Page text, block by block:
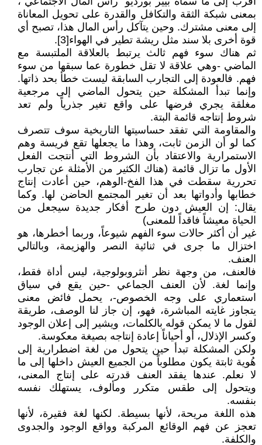
بمعنى شبكة الثقة والتكافل والقدرة على تحويل المعاناة
إلى معنى مشترك. وحين يتآكل رأس المال هذا، تصبح أي
قوة أخرى بلا سند مثل ريشة تطير في الهواء[3].
ثم هناك سوء فهم ثالث يرتبط بالعلاقة الملتبسة مع
الماضي -وهي علاقة لا تقل خطورة عما سبقها من سوء
فهم. فالعودة إلى التجارب السابقة ليست خطأ بحد ذاتها.
وإنما تبدأ المشكلة حين يتحول الماضي إلى مرجعية
مغلقة يجري فرضها على واقع تغير جذرياً ولم تعد
شروط إنتاجه قائمة البتة.
والمقاومة التي تفقد حساسيتها التاريخية سوف تتصرف
كما لو أن الزمن ثابت، وهذا ما يجعلها تقع فريسة وهم
الاستمرارية والاعتقاد بأن الشروط التي أنتجت الفعل
الأول ما تزال قائمة (هناك الكثير من الأمثلة عن تجارب
تحررية سقطت في هذا الفخ-الوهم، حين أعادت إنتاج
خطابها وأدواتها بعد أن تغير المجتمع الحاضن لها. وكما
يقال: إن العيش دون طرح أفكار جديدة سيجعل من
الحياة معيشاً فاقداً للمعنى)
غير أن أكثر حالات سوء الفهم شيوعاً، وربما أخطرها، هو
اختزال ما جرى في ثنائية النصر والهزيمة، وبالتالي
العنف.
فالعنف، من وجهة نظر أنثروبولوجية، ليس أداة فقط،
وإنما لغة. لأن العنف الجماعي -حين يقع في سياق
استعماري على وجه الخصوص-، يحمل فائض معنى
يتجاوز غايته المباشرة، فهو، إن جاز لنا الوصف، طريقة
لقول ما لا يمكن قوله بالكلمات، ويشير إلى إعلان الوجود
وكسر الإذلال، أو أحياناً إعادة إنتاجه بصيغة معكوسة.
ولكن المشكلة تبدأ حين يتحول من لغة اضطرارية إلى
هُوية ثابتة يكون مطلوباً من الجميع العيش داخلها إلى ما
لا نعلم. عندها يفقد العنف قدرته على إنتاج المعنى،
ويتحول إلى طقس متكرر ومألوف، يستهلك نفسه
بنفسه.
هذه اللغة مريحة، لأنها بسيطة. لكنها لغة فقيرة، لأنها
تعجز عن فهم الوقائع المركبة وواقع الوجود والجدوى
والكلفة.